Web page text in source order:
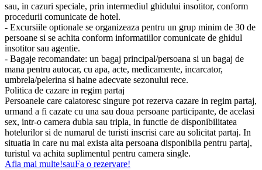
sau, in cazuri speciale, prin intermediul ghidului insotitor, conform
procedurii comunicate de hotel.
- Excursiile optionale se organizeaza pentru un grup minim de 30 de
persoane si se achita conform informatiilor comunicate de ghidul
insotitor sau agentie.
- Bagaje recomandate: un bagaj principal/persoana si un bagaj de
mana pentru autocar, cu apa, acte, medicamente, incarcator,
umbrela/pelerina si haine adecvate sezonului rece.
Politica de cazare in regim partaj
Persoanele care calatoresc singure pot rezerva cazare in regim partaj,
urmand a fi cazate cu una sau doua persoane participante, de acelasi
sex, intr-o camera dubla sau tripla, in functie de disponibilitatea
hotelurilor si de numarul de turisti inscrisi care au solicitat partaj. In
situatia in care nu mai exista alta persoana disponibila pentru partaj,
turistul va achita suplimentul pentru camera single.
Afla mai multe!sauFa o rezervare!